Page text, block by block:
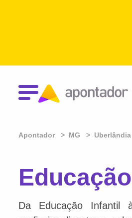
Apontador MG Uberlândia
Da Educação Infantil